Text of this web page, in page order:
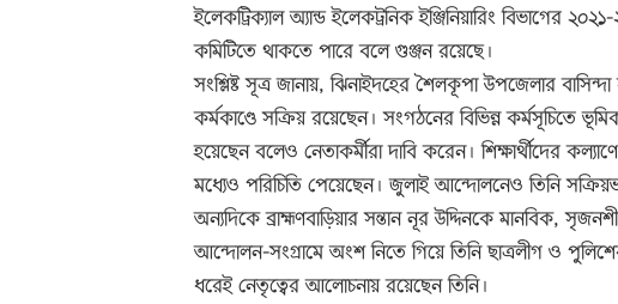
ইলেকট্রিক্যাল অ্যান্ড ইলেকট্রনিক ইঞ্জিনিয়ারিং বিভাগের
কমিটিতে থাকতে পারে বলে গুঞ্জন রয়েছে।
সংশ্লিষ্ট সূত্র জানায়, ঝিনাইদহের শৈলকূপা উপজেলার
কর্মকাণ্ডে সক্রিয় রয়েছেন। সংগঠনের বিভিন্ন কর্মসূচিতে
হয়েছেন বলেও নেতাকর্মীরা দাবি করেন। শিক্ষার্থীদের
মধ্যেও পরিচিতি পেয়েছেন। জুলাই আন্দোলনেও তিনি
অন্যদিকে ব্রাহ্মণবাড়িয়ার সন্তান নূর উদ্দিনকে মানবিক,
আন্দোলন-সংগ্রামে অংশ নিতে গিয়ে তিনি ছাত্রলীগ ও
ধরেই নেতৃত্বের আলোচনায় রয়েছেন তিনি।